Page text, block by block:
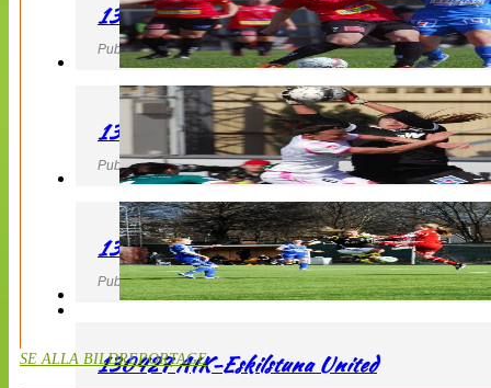
130427 LB 07 – QBIK
Publicerad 27 April 2013, 22:40
130427 IF Limhamn Bunkeflo – QBIK
Publicerad 27 April 2013, 21:10
130427 LdB FC Malmö – Mallbackens IF
Publicerad 27 April 2013, 20:54
130427 AIK-Eskilstuna United
SE ALLA BILDREPORTAGE